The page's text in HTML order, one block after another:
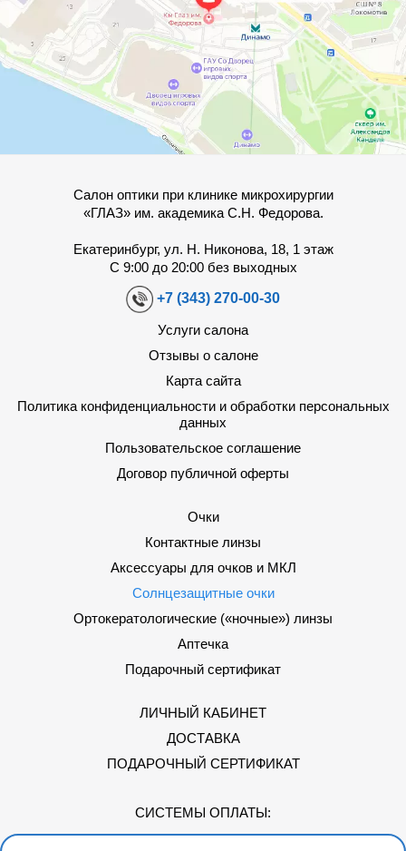
Салон оптики при клинике микрохирургии
«ГЛАЗ» им. академика С.Н. Федорова.
Екатеринбург, ул. Н. Никонова, 18, 1 этаж
С 9:00 до 20:00 без выходных
+7 (343) 270-00-30
Услуги салона
Отзывы о салоне
Карта сайта
Политика конфиденциальности и обработки персональных
данных
Пользовательское соглашение
Договор публичной оферты
Очки
Контактные линзы
Аксессуары для очков и МКЛ
Солнцезащитные очки
Ортокератологические («ночные») линзы
Аптечка
Подарочный сертификат
ЛИЧНЫЙ КАБИНЕТ
ДОСТАВКА
ПОДАРОЧНЫЙ СЕРТИФИКАТ
СИСТЕМЫ ОПЛАТЫ: